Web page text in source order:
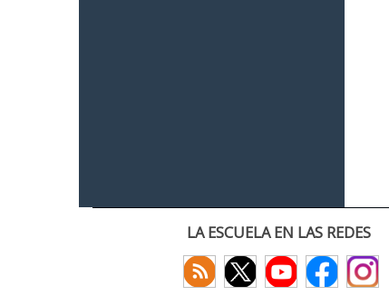
LA ESCUELA EN LAS REDES